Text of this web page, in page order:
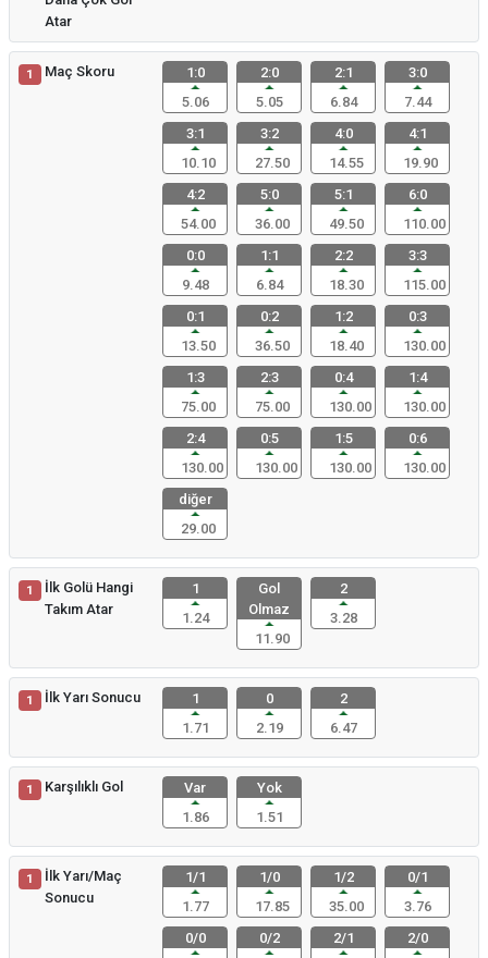
Atar
1 Maç Skoru
1:0
5.06
2:0
5.05
2:1
6.84
3:0
7.44
3:1
10.10
3:2
27.50
4:0
14.55
4:1
19.90
4:2
54.00
5:0
36.00
5:1
49.50
6:0
110.00
0:0
9.48
1:1
6.84
2:2
18.30
3:3
115.00
0:1
13.50
0:2
36.50
1:2
18.40
0:3
130.00
1:3
75.00
2:3
75.00
0:4
130.00
1:4
130.00
2:4
130.00
0:5
130.00
1:5
130.00
0:6
130.00
diğer
29.00
1
İlk Golü Hangi
Takım Atar
1
1.24
Gol
Olmaz
11.90
2
3.28
1 İlk Yarı Sonucu
1
1.71
0
2.19
2
6.47
1 Karşılıklı Gol
Var
1.86
Yok
1.51
1
İlk Yarı/Maç
Sonucu
1/1
1.77
1/0
17.85
1/2
35.00
0/1
3.76
0/0
0/2
2/1
2/0